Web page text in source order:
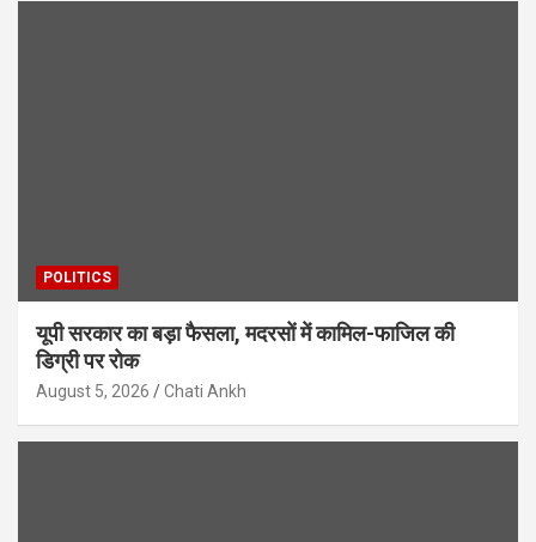
POLITICS
यूपी सरकार का बड़ा फैसला, मदरसों में कामिल-फाजिल की
डिग्री पर रोक
August 5, 2026 Chati Ankh